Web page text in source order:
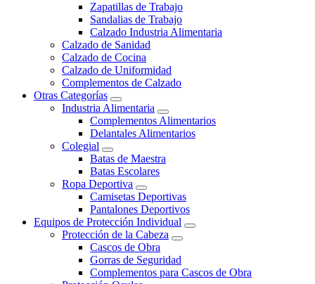
Zapatillas de Trabajo
Sandalias de Trabajo
Calzado Industria Alimentaria
Calzado de Sanidad
Calzado de Cocina
Calzado de Uniformidad
Complementos de Calzado
Otras Categorías
Industria Alimentaria
Complementos Alimentarios
Delantales Alimentarios
Colegial
Batas de Maestra
Batas Escolares
Ropa Deportiva
Camisetas Deportivas
Pantalones Deportivos
Equipos de Protección Individual
Protección de la Cabeza
Cascos de Obra
Gorras de Seguridad
Complementos para Cascos de Obra